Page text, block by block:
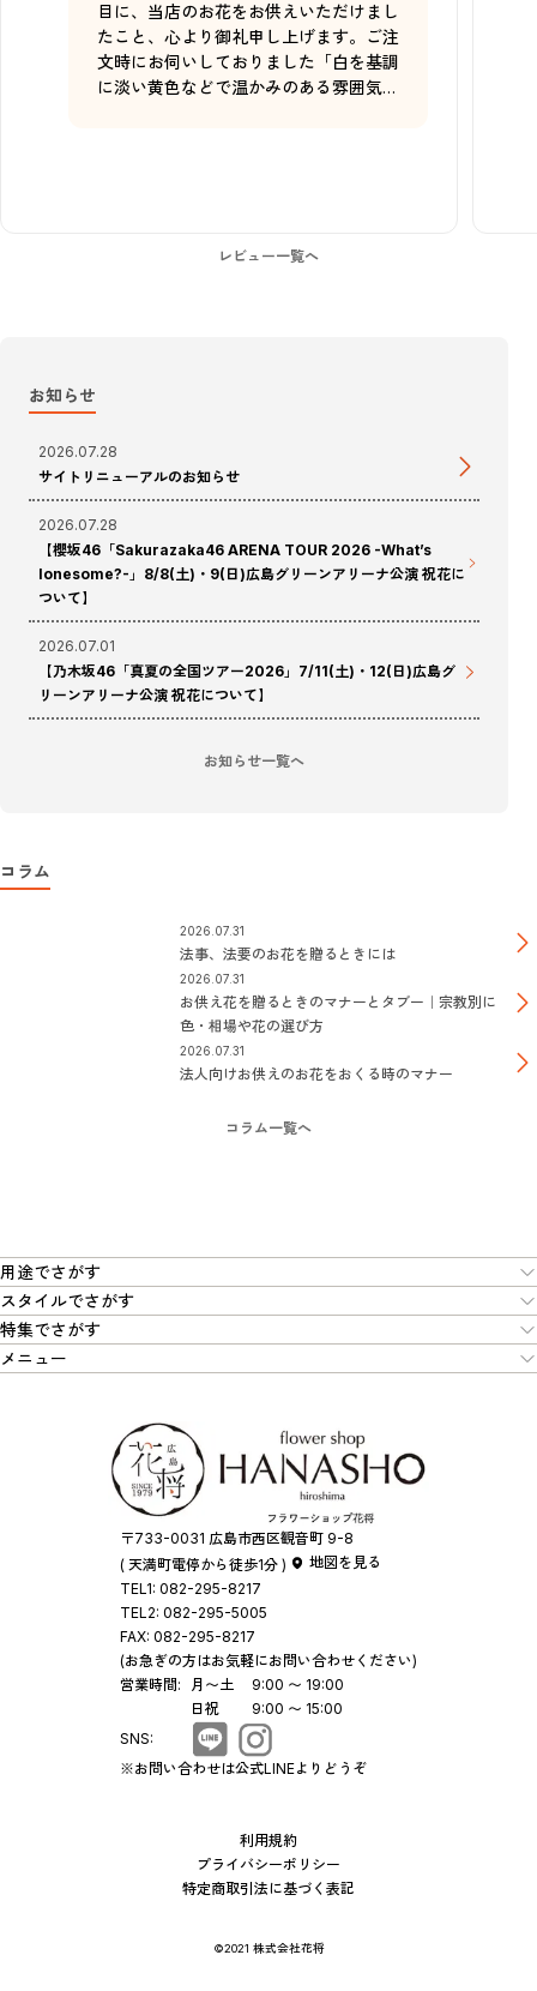
目に、当店のお花をお供えいただけまし
たこと、心より御礼申し上げます。ご注
文時にお伺いしておりました「白を基調
に淡い黄色などで温かみのある雰囲気」
嬉しく思っております。ご主人様の御霊
レビュー一覧へ
お知らせ
2026.07.28
サイトリニューアルのお知らせ
2026.07.28
【櫻坂46「Sakurazaka46 ARENA TOUR 2026 -What’s
lonesome?-」8/8(土)・9(日)広島グリーンアリーナ公演 祝花に
ついて】
2026.07.01
【乃木坂46「真夏の全国ツアー2026」7/11(土)・12(日)広島グ
リーンアリーナ公演 祝花について】
お知らせ一覧へ
コラム
2026.07.31
法事、法要のお花を贈るときには
2026.07.31
お供え花を贈るときのマナーとタブー｜宗教別に
色・相場や花の選び方
2026.07.31
法人向けお供えのお花をおくる時のマナー
コラム一覧へ
用途でさがす
スタイルでさがす
特集でさがす
メニュー
〒733-0031 広島市西区観音町 9-8
( 天満町電停から徒歩1分 )
地図を見る
TEL1: 082-295-8217
TEL2: 082-295-5005
FAX: 082-295-8217
(お急ぎの方はお気軽にお問い合わせください)
営業時間:
月〜土
9:00 〜 19:00
日祝
9:00 〜 15:00
SNS:
※お問い合わせは公式LINEよりどうぞ
利用規約
プライバシーポリシー
特定商取引法に基づく表記
©2021 株式会社花将